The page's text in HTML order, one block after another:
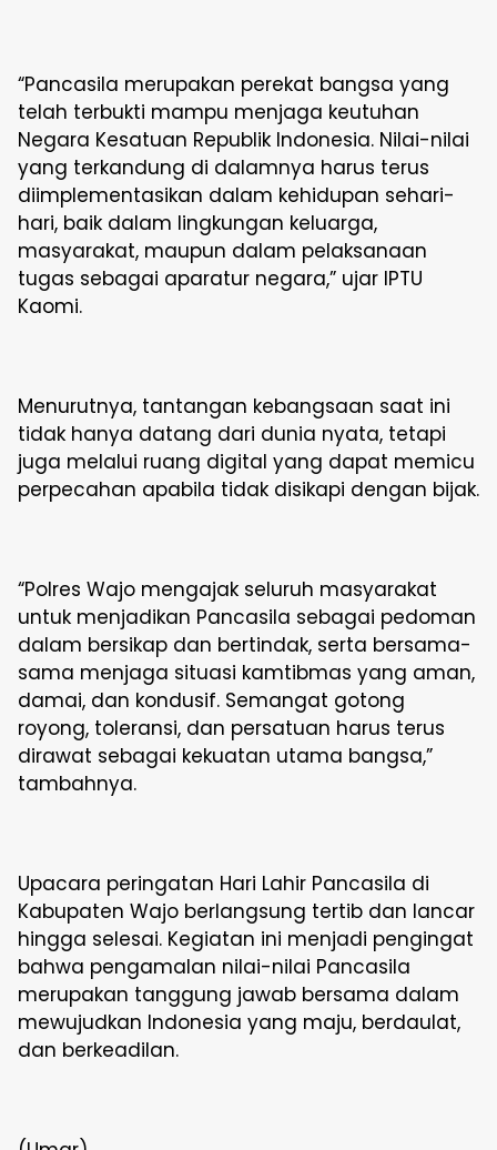
“Pancasila merupakan perekat bangsa yang
telah terbukti mampu menjaga keutuhan
Negara Kesatuan Republik Indonesia. Nilai-nilai
yang terkandung di dalamnya harus terus
diimplementasikan dalam kehidupan sehari-
hari, baik dalam lingkungan keluarga,
masyarakat, maupun dalam pelaksanaan
tugas sebagai aparatur negara,” ujar IPTU
Kaomi.
Menurutnya, tantangan kebangsaan saat ini
tidak hanya datang dari dunia nyata, tetapi
juga melalui ruang digital yang dapat memicu
perpecahan apabila tidak disikapi dengan bijak.
“Polres Wajo mengajak seluruh masyarakat
untuk menjadikan Pancasila sebagai pedoman
dalam bersikap dan bertindak, serta bersama-
sama menjaga situasi kamtibmas yang aman,
damai, dan kondusif. Semangat gotong
royong, toleransi, dan persatuan harus terus
dirawat sebagai kekuatan utama bangsa,”
tambahnya.
Upacara peringatan Hari Lahir Pancasila di
Kabupaten Wajo berlangsung tertib dan lancar
hingga selesai. Kegiatan ini menjadi pengingat
bahwa pengamalan nilai-nilai Pancasila
merupakan tanggung jawab bersama dalam
mewujudkan Indonesia yang maju, berdaulat,
dan berkeadilan.